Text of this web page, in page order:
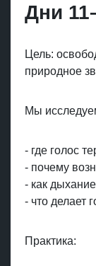
Дни
Цель:
природное
Мы
- где голос
- почему
- как
- что делает
Практика: